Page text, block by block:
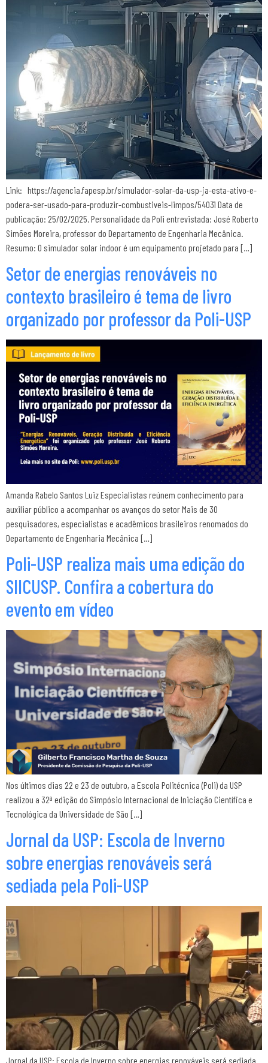
Link: https://agencia.fapesp.br/simulador-solar-da-usp-ja-esta-ativo-e-
podera-ser-usado-para-produzir-combustiveis-limpos/54031 Data de
publicação: 25/02/2025. Personalidade da Poli entrevistada: José Roberto
Simões Moreira, professor do Departamento de Engenharia Mecânica.
Resumo: O simulador solar indoor é um equipamento projetado para […]
Setor de energias renováveis no
contexto brasileiro é tema de livro
organizado por professor da Poli-USP
Amanda Rabelo Santos Luiz Especialistas reúnem conhecimento para
auxiliar público a acompanhar os avanços do setor Mais de 30
pesquisadores, especialistas e acadêmicos brasileiros renomados do
Departamento de Engenharia Mecânica […]
Poli-USP realiza mais uma edição do
SIICUSP. Confira a cobertura do
evento em vídeo
Nos últimos dias 22 e 23 de outubro, a Escola Politécnica (Poli) da USP
realizou a 32ª edição do Simpósio Internacional de Iniciação Científica e
Tecnológica da Universidade de São […]
Jornal da USP: Escola de Inverno
sobre energias renováveis será
sediada pela Poli-USP
Jornal da USP: Escola de Inverno sobre energias renováveis será sediada